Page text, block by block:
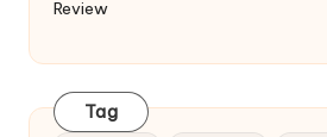
Review
Tag